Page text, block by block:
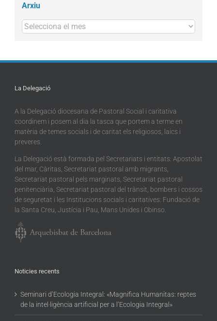
Arxiu
Arxius
La Delegació
A la Delegació diocesana de Pastoral Social i caritativa
coordinem i posem al dia la tasca que portem a terme en
matèria de temes socials i de caritat els religiosos, laics i
preveres.
La Delegació està formada pel Secretariats i entitats: Apostolat
del mar, Càritas, Secretariat pastoral amb migrants,
Secretariat pastoral pels marginats, Secretariat pastoral
penitenciària, Secretariat pastoral del trànsit, bombers i cossos
de seguretat i les Institucions socials i caritatives: Fundació de
la Santa Creu, Justícia i Pau, Mans Unides i Obinso.
Noticies recents
Seminari d’Ecologia Integral: «Magnifica Humanitas: reptes
de la intel·ligència artificial per a l’Ecologia Integral»